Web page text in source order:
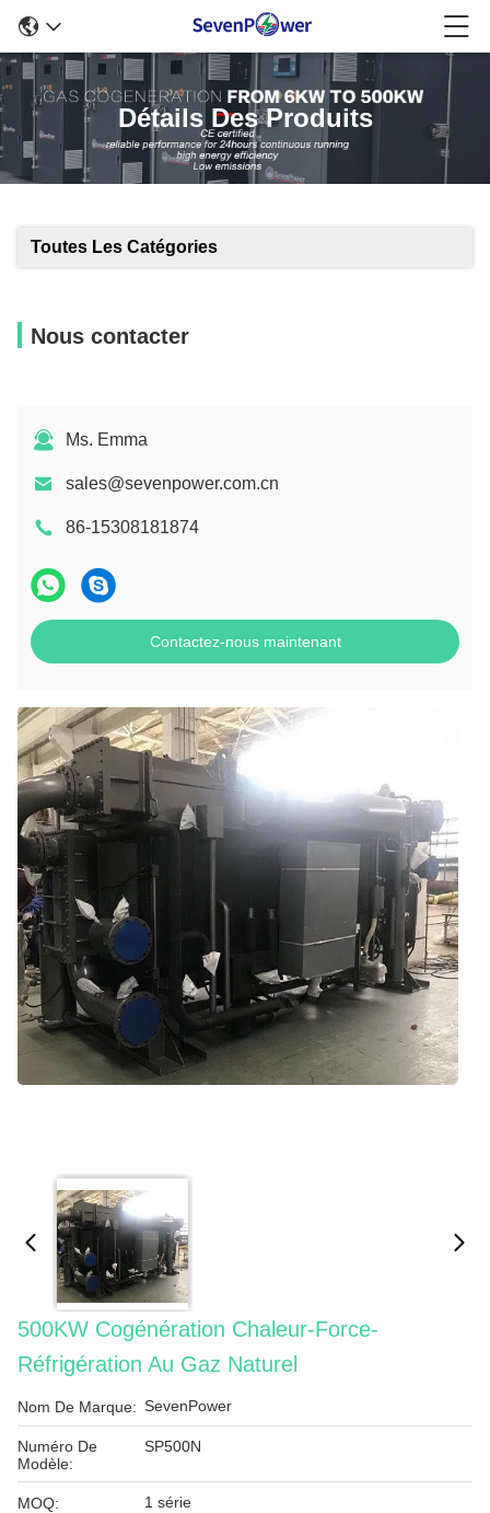
Détails Des Produits
Toutes Les Catégories
Nous contacter
Ms. Emma
sales@sevenpower.com.cn
86-15308181874
Contactez-nous maintenant
500KW Cogénération Chaleur-Force-
Réfrigération Au Gaz Naturel
Nom De Marque: SevenPower
Numéro De
Modèle:
SP500N
MOQ: 1 série